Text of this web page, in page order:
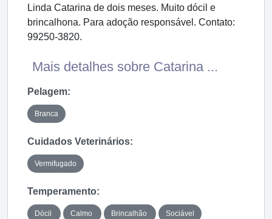
Linda Catarina de dois meses. Muito dócil e
brincalhona. Para adoção responsável. Contato:
99250-3820.
Mais detalhes sobre Catarina ...
Pelagem:
Branca
Cuidados Veterinários:
Vermifugado
Temperamento:
Dócil Calmo Brincalhão Sociável